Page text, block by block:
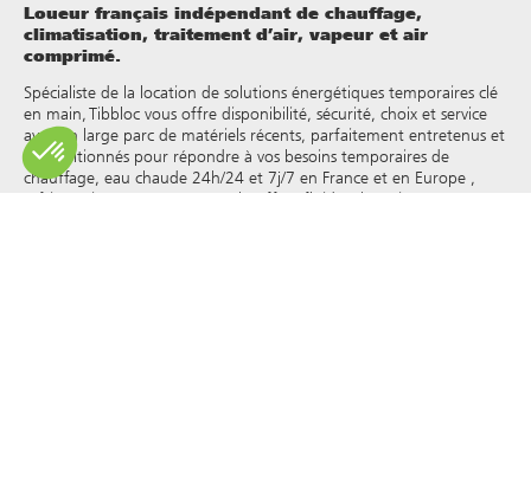
Loueur français indépendant de chauffage,
climatisation, traitement d’air, vapeur et air
comprimé.
Spécialiste de la location de solutions énergétiques temporaires clé
en main, Tibbloc vous offre disponibilité, sécurité, choix et service
avec un large parc de matériels récents, parfaitement entretenus et
reconditionnés pour répondre à vos besoins temporaires de
chauffage, eau chaude 24h/24 et 7j/7 en France et en Europe ,
réfrigération, vapeur, eau surchauffée, fluides thermiques et autres.